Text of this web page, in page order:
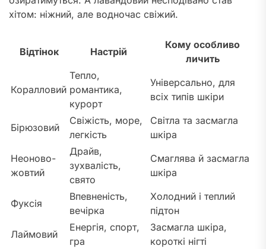
хітом: ніжний, але водночас свіжий.
Відтінок Настрій
Кому особливо
личить
Коралловий
Тепло,
романтика,
курорт
Універсально, для
всіх типів шкіри
Бірюзовий
Свіжість, море,
легкість
Світла та засмагла
шкіра
Неоново-
жовтий
Драйв,
зухвалість,
свято
Смаглява й засмагла
шкіра
Фуксія
Впевненість,
вечірка
Холодний і теплий
підтон
Лаймовий
Енергія, спорт,
гра
Засмагла шкіра,
короткі нігті